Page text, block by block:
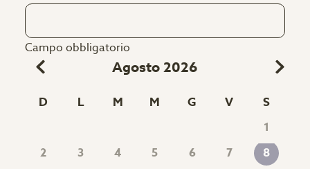
Campo obbligatorio
Agosto 2026
D L M M G V S
1
2
3 4 5 6 7
8